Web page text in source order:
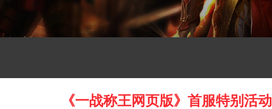
《一战称王网页版》首服特别活动